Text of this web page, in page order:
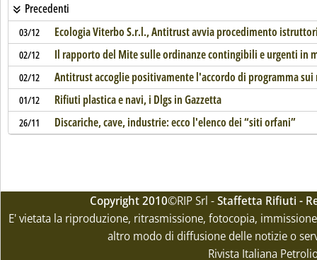
Precedenti
03/12 Ecologia Viterbo S.r.l., Antitrust avvia procedimento
02/12 Il rapporto del Mite sulle ordinanze contingibili e urgenti in
02/12 Antitrust accoglie positivamente l'accordo di programma
01/12 Rifiuti plastica e navi, i Dlgs in Gazzetta
26/11 Discariche, cave, industrie: ecco l'elenco dei “siti orfani”
Copyright 2010©RIP Srl -Staffetta Rifiuti -
E' vietata la riproduzione, ritrasmissione, fotocopia,
altro modo di diffusione delle notizie o
Rivista Italiana